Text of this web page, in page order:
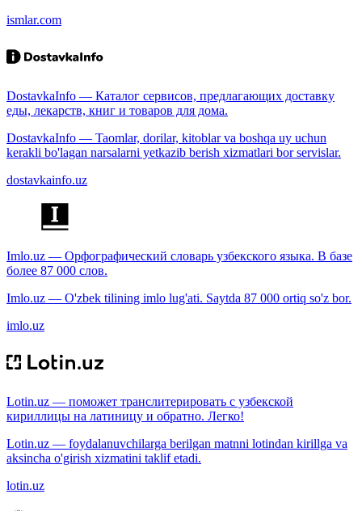
ismlar.com
DostavkaInfo — Каталог сервисов, предлагающих доставку
еды, лекарств, книг и товаров для дома.
DostavkaInfo — Taomlar, dorilar, kitoblar va boshqa uy uchun
kerakli bo'lagan narsalarni yetkazib berish xizmatlari bor servislar.
dostavkainfo.uz
Imlo.uz — Орфографический словарь узбекского языка. В базе
более 87 000 слов.
Imlo.uz — O'zbek tilining imlo lug'ati. Saytda 87 000 ortiq so'z bor.
imlo.uz
Lotin.uz — поможет транслитерировать с узбекской
кириллицы на латиницу и обратно. Легко!
Lotin.uz — foydalanuvchilarga berilgan matnni lotindan kirillga va
aksincha o'girish xizmatini taklif etadi.
lotin.uz